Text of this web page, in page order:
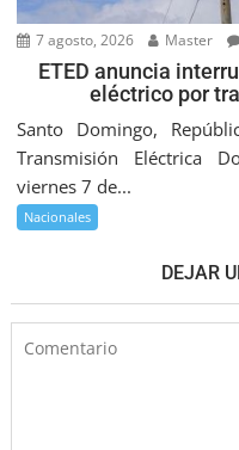
7 agosto, 2026 Master
ETED anuncia
eléctrico por
Santo Domingo,
Transmisión Eléctrica
viernes 7 de...
Nacionales
DEJAR